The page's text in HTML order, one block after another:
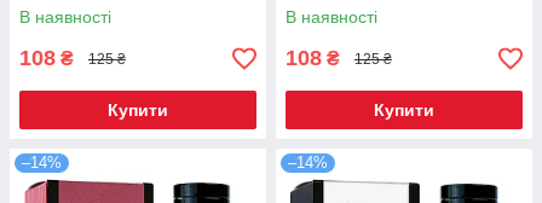
В наявності
108 ₴ 125 ₴
Купити
В наявності
108 ₴ 125 ₴
Купити
–14% –14%